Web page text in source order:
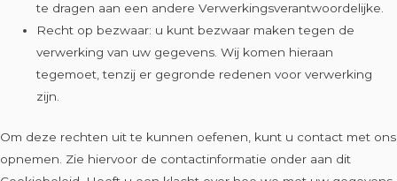
te dragen aan een andere Verwerkingsverantwoordelijke.
Recht op bezwaar: u kunt bezwaar maken tegen de
verwerking van uw gegevens. Wij komen hieraan
tegemoet, tenzij er gegronde redenen voor verwerking
zijn.
Om deze rechten uit te kunnen oefenen, kunt u contact met ons
opnemen. Zie hiervoor de contactinformatie onder aan dit